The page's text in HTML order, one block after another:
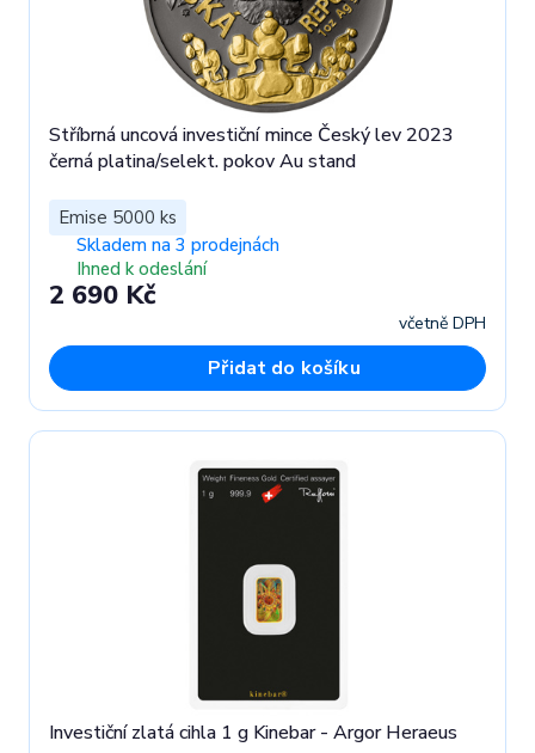
Stříbrná uncová investiční mince Český lev 2023
černá platina/selekt. pokov Au stand
Emise 5000 ks
Skladem na 3 prodejnách
Ihned k odeslání
2 690 Kč
včetně DPH
Přidat do košíku
Investiční zlatá cihla 1 g Kinebar - Argor Heraeus